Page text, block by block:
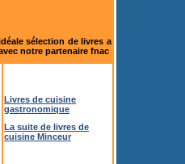
sélection de livres a
notre partenaire fnac
Livres de cuisine
gastronomique
La suite de livres de
cuisine Minceur